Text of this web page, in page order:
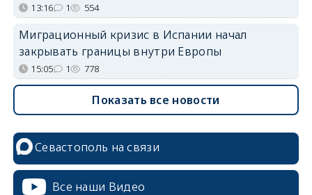
13:16 1 554
Миграционный кризис в Испании начал
закрывать границы внутри Европы
15:05 1 778
Показать все новости
Севастополь на связи
Все наши Видео